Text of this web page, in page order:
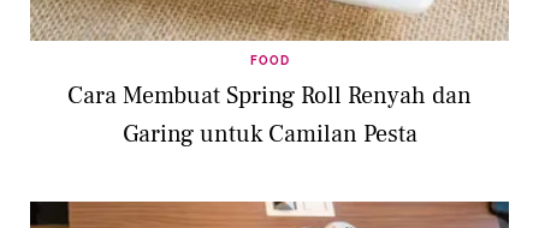
FOOD
Cara Membuat Spring Roll Renyah dan
Garing untuk Camilan Pesta